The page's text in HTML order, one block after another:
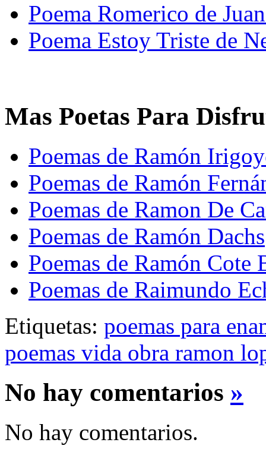
Poema Romerico de
Poema Estoy Triste de
Mas Poetas Para
Poemas de Ramón
Poemas de Ramón
Poemas de Ramon De
Poemas de Ramón Dachs
Poemas de Ramón Cote
Poemas de Raimundo
Etiquetas: poemas para
poemas vida obra ramon
No hay comentarios »
No hay comentarios.